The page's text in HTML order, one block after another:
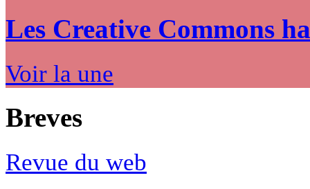
Les Creative Commons
Voir la une
Breves
Revue du web